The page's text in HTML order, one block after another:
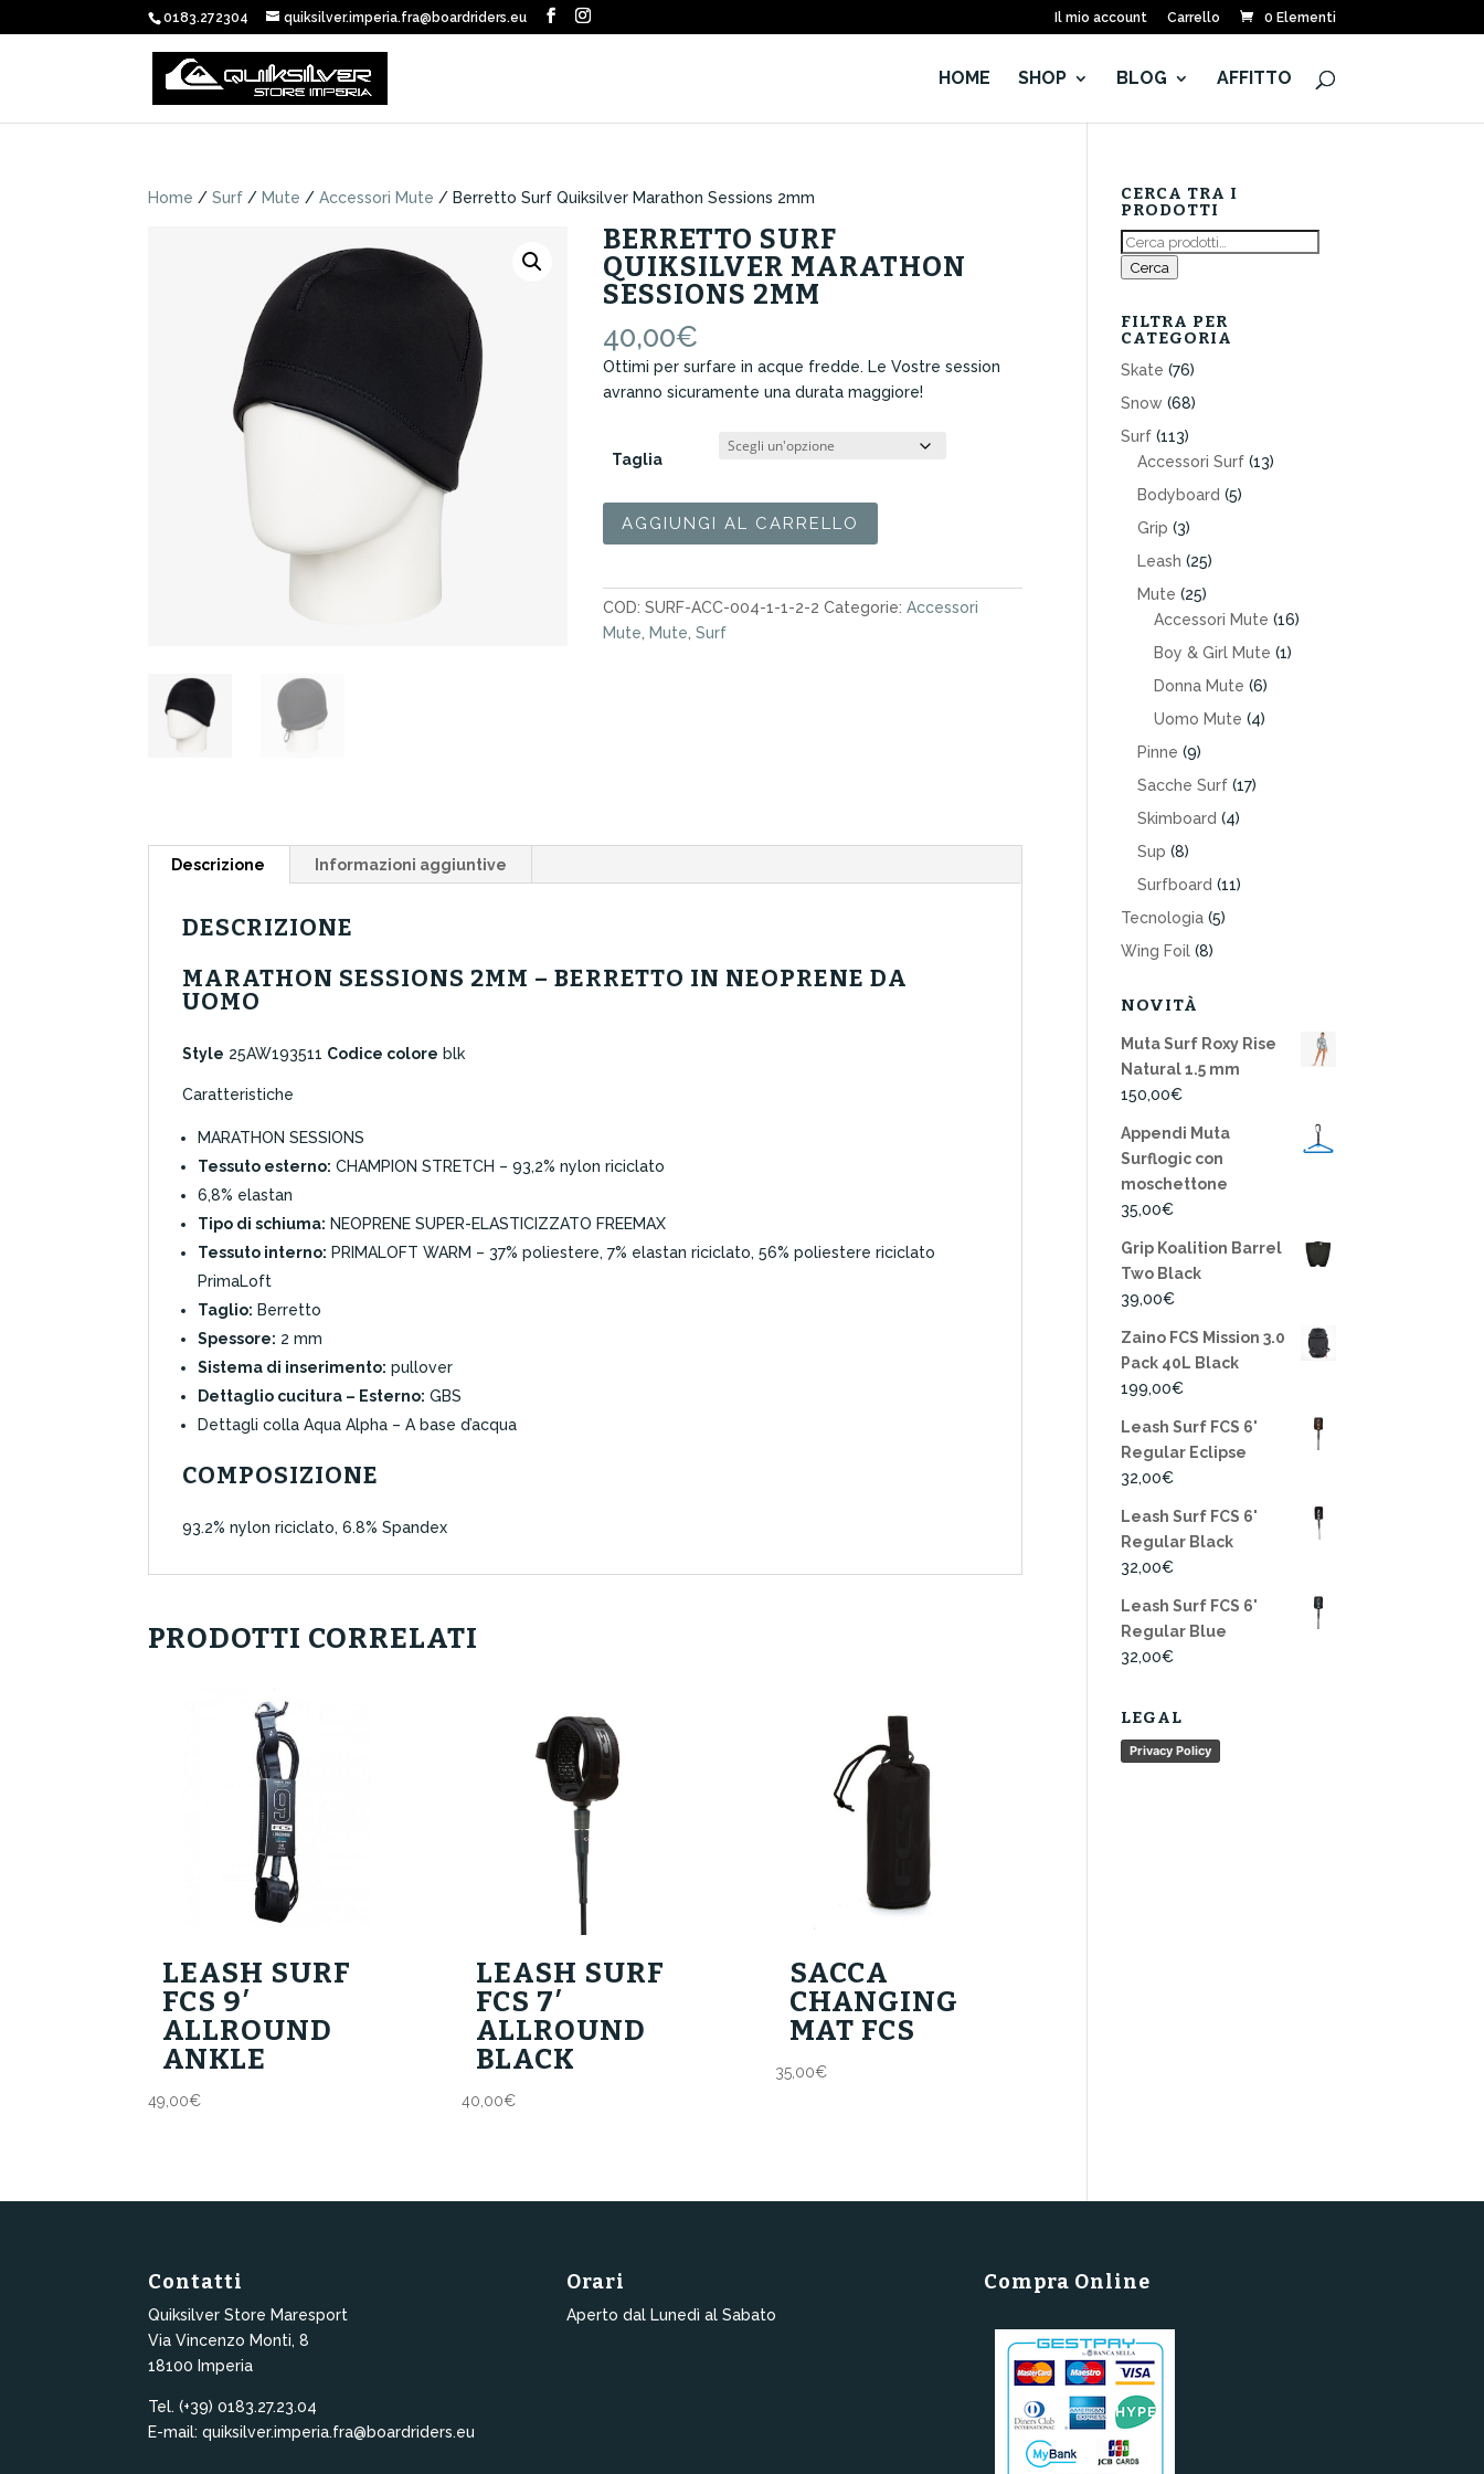
0183.272304 quiksilver.imperia.fra@boardriders.eu Il mio account Carrello 0 Elementi
HOME SHOP BLOG AFFITTO
Home /Surf / Mute /Accessori Mute / Berretto Surf Quiksilver Marathon Sessions 2mm
BERRETTO SURF
QUIKSILVER MARATHON
SESSIONS 2MM
40,00€
Ottimi per surfare in acque fredde. Le Vostre session
avranno sicuramente una durata maggiore!
Taglia
Berretto
Surf
Marathon
Sessions
2mm
AGGIUNGI AL CARRELLO
COD:SURF-ACC-004-1-1-2-2 Categorie:Accessori
Mute
Mute ,Surf
Descrizione Informazioni aggiuntive
DESCRIZIONE
MARATHON SESSIONS 2MM – BERRETTO IN NEOPRENE DA
UOMO
Style 25AW193511 Codice colore blk
Caratteristiche
MARATHON SESSIONS
Tessuto esterno: CHAMPION STRETCH – 93,2% nylon riciclato
6,8% elastan
Tipo di schiuma: NEOPRENE SUPER-ELASTICIZZATO FREEMAX
Tessuto interno: PRIMALOFT WARM – 37% poliestere, 7% elastan riciclato, 56% poliestere riciclato
PrimaLoft
Taglio: Berretto
Spessore: 2 mm
Sistema di inserimento: pullover
Dettaglio cucitura – Esterno: GBS
Dettagli colla Aqua Alpha – A base d’acqua
COMPOSIZIONE
93.2% nylon riciclato, 6.8% Spandex
PRODOTTI CORRELATI
LEASH SURF
FCS 9′
ALLROUND
ANKLE
49,00€
LEASH SURF
FCS 7′
ALLROUND
BLACK
40,00€
SACCA
CHANGING
MAT FCS
35,00€
CERCA TRA I
PRODOTTI
Cerca:
Cerca
FILTRA PER
CATEGORIA
Skate (76)
Snow (68)
Surf (113)
Accessori Surf (13)
Bodyboard (5)
Grip (3)
Leash (25)
Mute (25)
Accessori Mute (16)
Boy & Girl Mute (1)
Donna Mute (6)
Uomo Mute (4)
Pinne (9)
Sacche Surf (17)
Skimboard (4)
Sup (8)
Surfboard (11)
Tecnologia (5)
Wing Foil (8)
NOVITÀ
Muta Surf Roxy Rise
Natural 1.5 mm
150,00€
Appendi Muta
Surflogic con
moschettone
35,00€
Grip Koalition Barrel
Two Black
39,00€
Zaino FCS Mission 3.0
Pack 40L Black
199,00€
Leash Surf FCS 6'
Regular Eclipse
32,00€
Leash Surf FCS 6'
Regular Black
32,00€
Leash Surf FCS 6'
Regular Blue
32,00€
LEGAL
Privacy Policy
Contatti
Quiksilver Store Maresport
Via Vincenzo Monti, 8
18100 Imperia
Tel. (+39) 0183.27.23.04
E-mail: quiksilver.imperia.fra@boardriders.eu
Orari
Aperto dal Lunedì al Sabato
Compra Online